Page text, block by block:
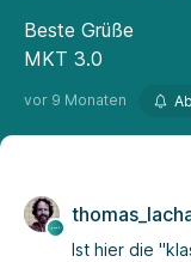
Beste Grüße
MKT 3.0
vor 9 Monaten
Ist hier die